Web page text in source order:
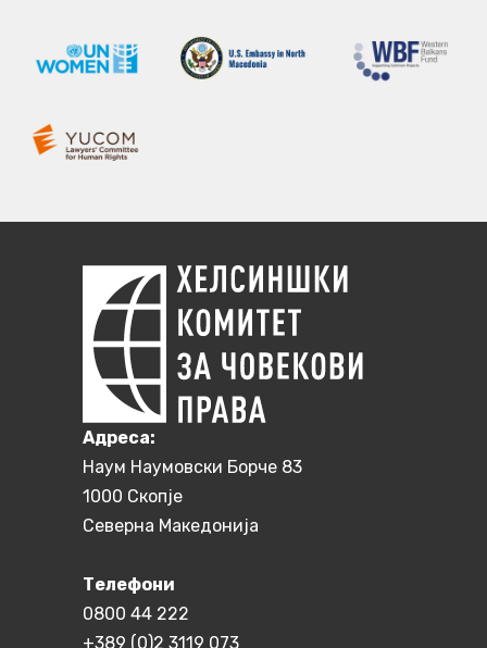
Aдреса:
Наум Наумовски Борче 83
1000 Скопје
Северна Македонија
Телефони
0800 44 222
+389 (0)2 3119 073